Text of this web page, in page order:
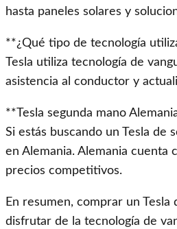
hasta paneles solares y
**¿Qué tipo de tecnología
Tesla utiliza tecnología de
asistencia al conductor y
**Tesla segunda mano
Si estás buscando un Tesla de
en Alemania. Alemania cuenta
precios competitivos.
En resumen, comprar un
disfrutar de la tecnología de